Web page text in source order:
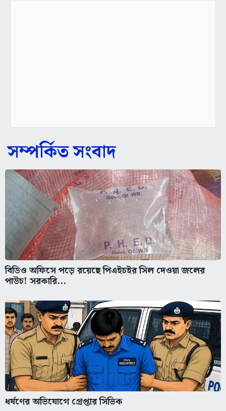
সম্পর্কিত সংবাদ
বিডিও অফিসে পড়ে রয়েছে পিএইচইর সিল দেওয়া জলের
পাউচ! সরকারি...
ধর্ষণের অভিযোগে গ্রেপ্তার সিভিক